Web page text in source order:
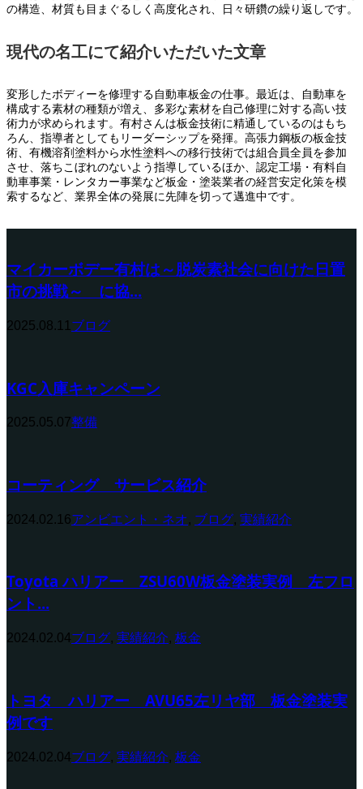
の構造、材質も目まぐるしく高度化され、日々研鑽の繰り返しです。
現代の名工にて紹介いただいた文章
変形したボディーを修理する自動車板金の仕事。最近は、自動車を
構成する素材の種類が増え、多彩な素材を自己修理に対する高い技
術力が求められます。有村さんは板金技術に精通しているのはもち
ろん、指導者としてもリーダーシップを発揮。高張力鋼板の板金技
術、有機溶剤塗料から水性塗料への移行技術では組合員全員を参加
させ、落ちこぼれのないよう指導しているほか、認定工場・有料自
動車事業・レンタカー事業など板金・塗装業者の経営安定化策を模
索するなど、業界全体の発展に先陣を切って邁進中です。
マイカーボデー有村は～脱炭素社会に向けた日置
市の挑戦～ に協...
2025.08.11 ブログ
KGC入庫キャンペーン
2025.05.07整備
コーティング サービス紹介
2024.02.16アンビエント・ネオ, ブログ, 実績紹介
Toyota ハリアー ZSU60W板金塗装実例 左フロ
ント...
2024.02.04ブログ, 実績紹介, 板金
トヨタ ハリアー AVU65左リヤ部 板金塗装実
例です
2024.02.04ブログ, 実績紹介, 板金